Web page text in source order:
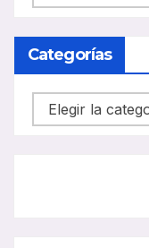
CARRIL
BUS
Categorías
Categorías